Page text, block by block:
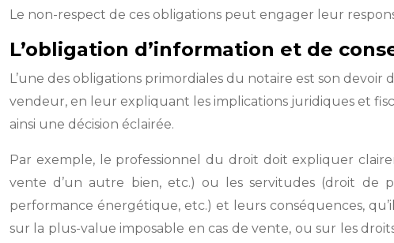
Le non-respect de ces obligations peut engager leur
L’obligation d’information et de
L’une des obligations primordiales du notaire est son
vendeur, en leur expliquant les implications juridiques et
ainsi une décision éclairée.
Par exemple, le professionnel du droit doit expliquer
vente d’un autre bien, etc.) ou les servitudes (droit de
performance énergétique, etc.) et leurs conséquences,
sur la plus-value imposable en cas de vente, ou sur les